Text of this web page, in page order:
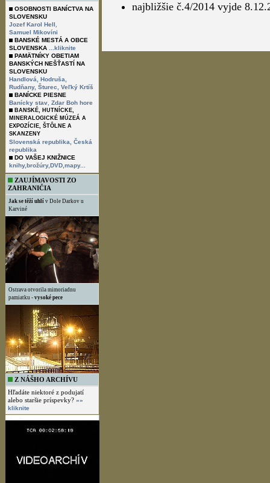
OSOBNOSTI BANÍCTVA NA
SLOVENSKU
Jozef Karol Hell
Samuel Mikovíni
BANSKÉ MESTÁ A OBCE
SLOVENSKA
...kliknite
PAMÄTNÍKY OBETIAM
BANSKÝCH NEŠŤASTÍ NA
SLOVENSKU
Handlová,
Hodruša,
Rudňany, Šturec,
Veľký Krtíš
BANÍCKE PIESNE
Banícky stav Zdar Boh hore
BANSKÉ, HUTNÍCKE,
MINERALOGICKÉ MÚZEÁ A
EXPOZÍCIE, ŠTÔLNE A
SKANZENY
Slovenská republika,
Česká
republika
DO VAŠEJ KNIŽNICE
knihy,brožúry,DVD,mapy...
ZAUJÍMAVOSTI ZO
ZAHRANIČIA
Jak se těží uhlí v Dole Darkov u
Karviné
Ostrava otvorila mimoriadnu
pamiatku - vysoké pece
Z NÁŠHO ARCHÍVU
Hľadáte niektoré z podujatí
alebo staršie príspevky? »»
kliknite
najbližšie č.4/2014 vyjde